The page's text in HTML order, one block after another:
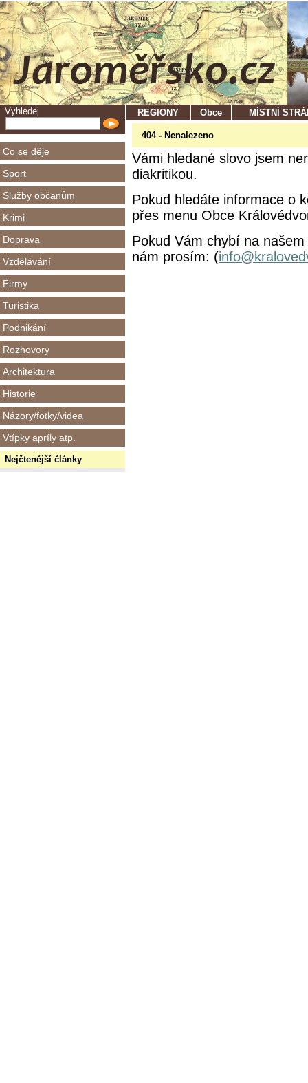
Vyhledej
Co se děje
Sport
Služby občanům
Krimi
Doprava
Vzdělávání
Firmy
Turistika
Podnikání
Rozhovory
Architektura
Historie
Názory/fotky/videa
Vtípky apríly atp.
Nejčtenější články
REGIONY Obce MÍSTNÍ
404 - Nenalezeno
Vámi hledané slovo jsem
diakritikou.
Pokud hledáte informace o
přes menu Obce
Pokud Vám chybí na
nám prosím: (